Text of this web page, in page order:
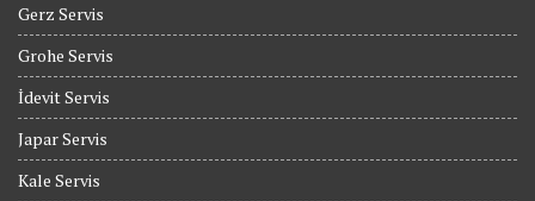
Gerz Servis
Grohe Servis
İdevit Servis
Japar Servis
Kale Servis